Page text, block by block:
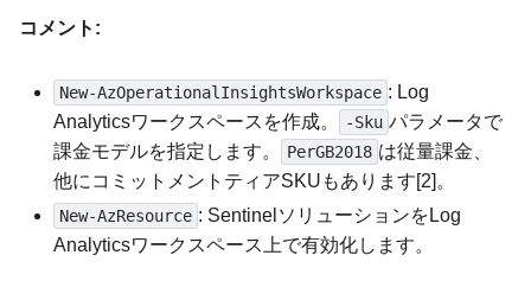
コメント:
New-AzOperationalInsightsWorkspace : Log
Analyticsワークスペースを作成。
-Sku パラメータで
課金モデルを指定します。
PerGB2018 は従量課金、
他にコミットメントティアSKUもあります[2]。
New-AzResource : SentinelソリューションをLog
Analyticsワークスペース上で有効化します。